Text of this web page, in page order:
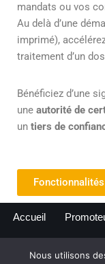
mandats ou vos
Au delà d’une
imprimé),
traitement d’un
Bénéficiez d’une
une autorité de
un tiers de
Fonctionnalités
Accueil
Nous utilisons